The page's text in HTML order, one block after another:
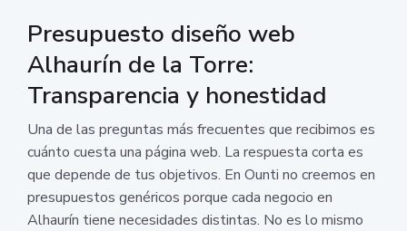
Presupuesto diseño web
Alhaurín de la Torre:
Transparencia y honestidad
Una de las preguntas más frecuentes que recibimos es
cuánto cuesta una página web. La respuesta corta es
que depende de tus objetivos. En Ounti no creemos en
presupuestos genéricos porque cada negocio en
Alhaurín tiene necesidades distintas. No es lo mismo